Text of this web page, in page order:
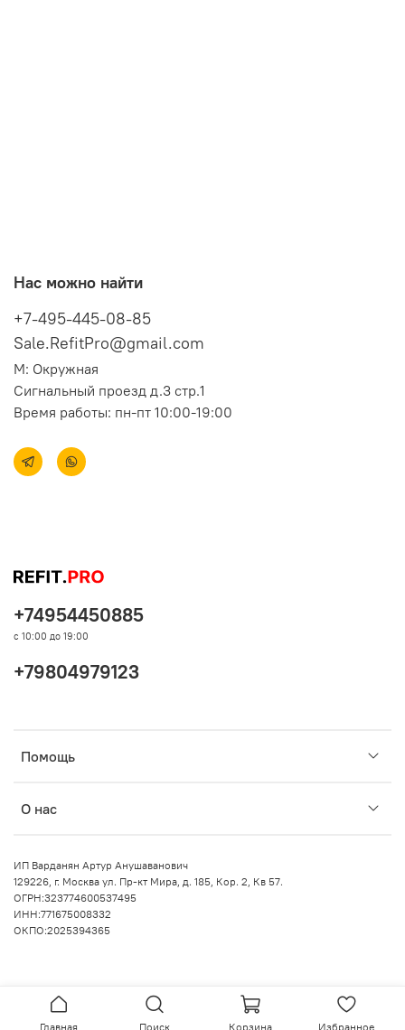
Нас можно найти
+7-495-445-08-85
Sale.RefitPro@gmail.com
М: Окружная
Сигнальный проезд д.3 стр.1
Время работы: пн-пт 10:00-19:00
Помощь
О нас
+74954450885
с 10:00 до 19:00
+79804979123
ИП Варданян Артур Анушаванович
129226, г. Москва ул. Пр-кт Мира, д. 185, Кор. 2, Кв 57.
ОГРН:323774600537495
ИНН:771675008332
ОКПО:2025394365
Главная Поиск Корзина Избранное